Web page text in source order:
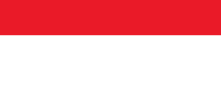
Descarga la APP